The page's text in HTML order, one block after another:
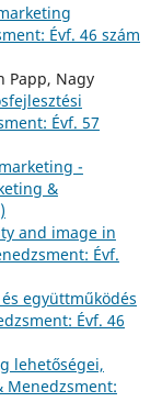
Évf. 46 szám
Papp, Nagy
Évf. 57
-
&
and image in
Évf.
együttműködés
Évf. 46
lehetőségei,
Menedzsment: